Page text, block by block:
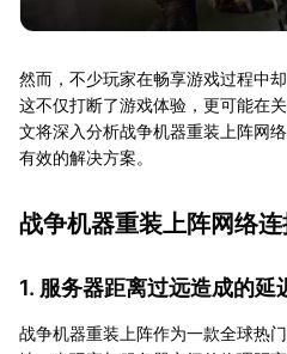
然而，不少玩家在畅享游戏过程中
这不仅打断了游戏体验，更可能在
文将深入分析战争机器重装上阵网
有效的解决方案。
战争机器重装上阵网络
1. 服务器距离过远造成的延
战争机器重装上阵作为一款全球热